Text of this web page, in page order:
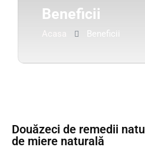
Beneficii
Acasa Beneficii
Douăzeci de remedii
de miere naturală